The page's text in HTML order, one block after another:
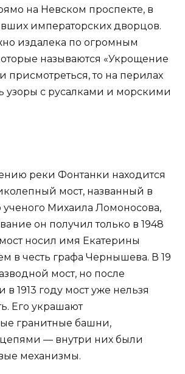
на Невском проспекте, в
императорских дворцов.
издалека по огромным
называются «Укрощение
присмотреться, то на перилах
узоры с русалками и морскими
реки Фонтанки находится
мост, названный в
ученого Михаила Ломоносова,
он получил только в 1948
носил имя Екатерины
в честь графа Чернышева. В 19
мост, но после
в 1913 году мост уже нельзя
Его украшают
гранитные башни,
— внутри них были
механизмы.